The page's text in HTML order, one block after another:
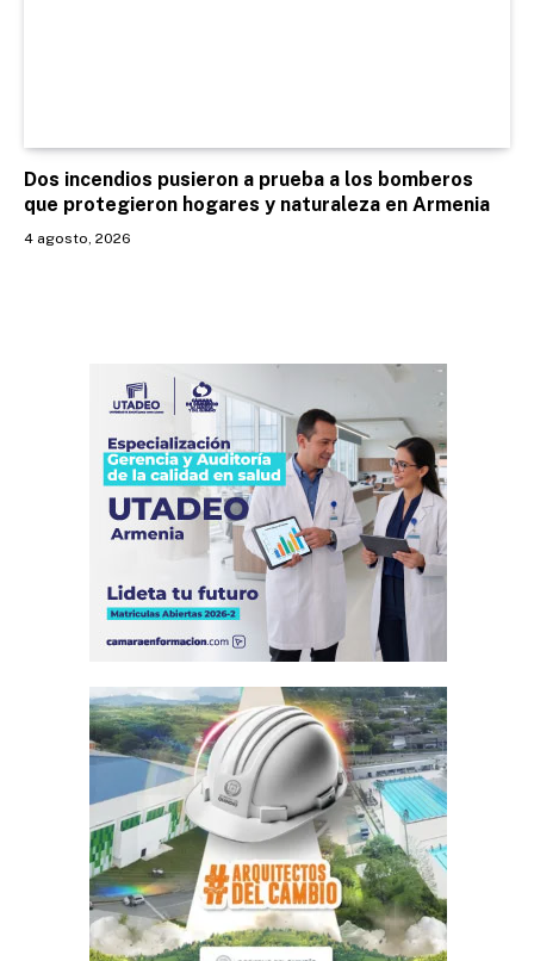
Dos incendios pusieron a prueba a los bomberos
que protegieron hogares y naturaleza en Armenia
4 agosto, 2026